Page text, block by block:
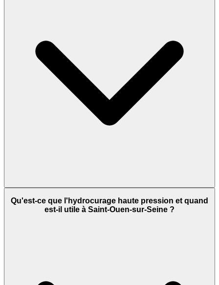
Qu'est-ce que l'hydrocurage haute pression et quand
est-il utile à Saint-Ouen-sur-Seine ?